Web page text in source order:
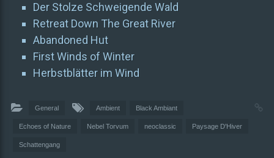
Der Stolze Schweigende Wald
Retreat Down The Great River
Abandoned Hut
First Winds of Winter
Herbstblätter im Wind
General Ambient Black Ambiant
Echoes of Nature Nebel Torvum neoclassic Paysage D'Hiver
Schattengang